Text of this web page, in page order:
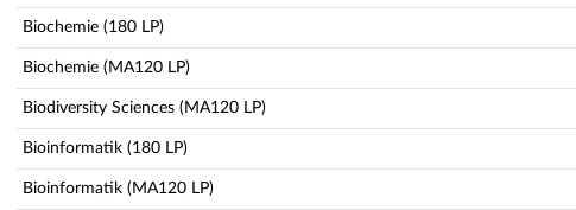
Biochemie (180 LP)
Biochemie (MA120 LP)
Biodiversity Sciences (MA120 LP)
Bioinformatik (180 LP)
Bioinformatik (MA120 LP)